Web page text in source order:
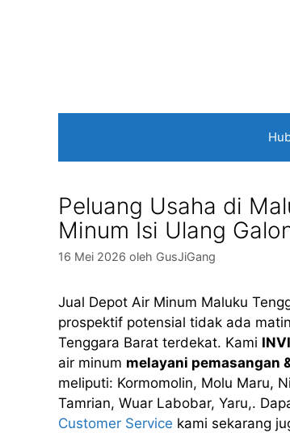
Peluang Usaha di
Minum Isi Ulang
16 Mei 2026 oleh GusJiGang
Jual Depot Air Minum Maluku
prospektif potensial tidak ada
Tenggara Barat terdekat. Kami
air minum melayani pemasangan
meliputi: Kormomolin, Molu Maru,
Tamrian, Wuar Labobar, Yaru,.
Customer Service kami sekarang